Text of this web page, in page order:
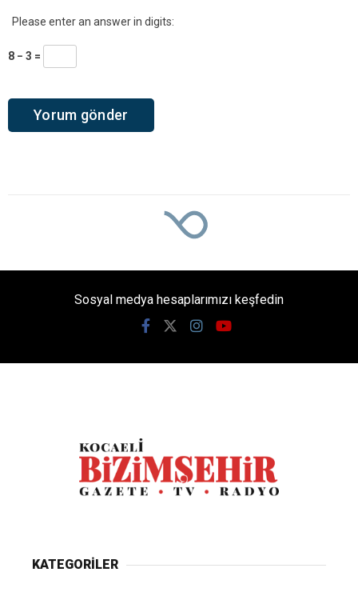
Please enter an answer in digits:
8 − 3 =
Başkan Büyükakın:
Belediyeciliği
Cumhurbaşkanımızdan
öğrendik
karşılayacak dev yatırımı tamamladı. Günlük 100
bin metreküp kapasiteli içme suyu arıtma tesisi
ile İhsaniye Barajı’ndan alınan su, toplam 45
güçlendiren yatırımın tanıtımında konuşan